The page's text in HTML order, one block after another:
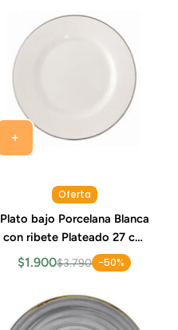
Oferta
Plato bajo Porcelana Blanca
con ribete Plateado 27 cm
Prata Schmidt
$1.900$3.790 -50%